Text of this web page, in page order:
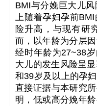
BMI与分娩巨大儿
上随着孕妇孕前
险升高，与现有研
而，以年龄为分层
经时年龄为27~38
大儿的发生风险呈
和39岁及以上的孕
直接证据与本研究
明，低或高分娩年